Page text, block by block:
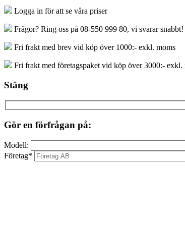
UT
HM
TiAlN
mängd
Logga in för att se våra priser
Frågor? Ring oss på 08-550 999 80, vi svarar snabbt!
Fri frakt med brev vid köp över 1000:- exkl. moms
Fri frakt med företagspaket vid köp över 3000:- exkl.
Stäng
Gör en förfrågan på:
Modell:
Företag*